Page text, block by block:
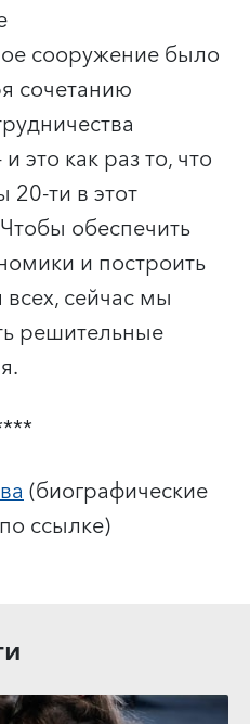
сооружение было
сочетанию
это как раз то, что
ти в этот
обеспечить
и построить
сейчас мы
решительные
(биографические
ссылке)